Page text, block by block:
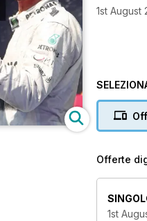
1st August
Offerte
1st